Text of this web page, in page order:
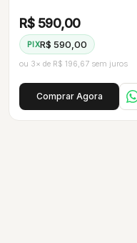
R$ 590,00
PIXR$ 590,00
ou 3× de R$ 196,67 sem juros
Comprar Agora